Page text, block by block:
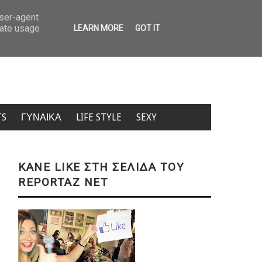
Marfin: Στην Αθήνα η 46χρονη μετά τη σύλληψή της στη Βρετανία
ΓΥΝΑΙΚΑ LIFE STYLE SEXY
KANE LIKE ΣΤΗ ΣΕΛΙΔΑ ΤΟΥ
REPORTAZ NET
agent
usage
LEARN MORE GOT IT